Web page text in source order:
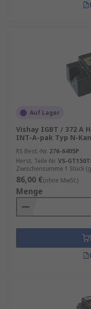
Auf Lager
Vishay IGBT / 372 A
INT-A-pak Typ N-
RS Best.-Nr. 276-6405P
Herst. Teile-Nr. VS-
Zwischensumme 1 Stück
86,00 €(ohne MwSt.)
Menge